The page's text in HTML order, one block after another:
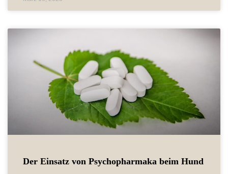
Der Einsatz von Psychopharmaka beim Hund